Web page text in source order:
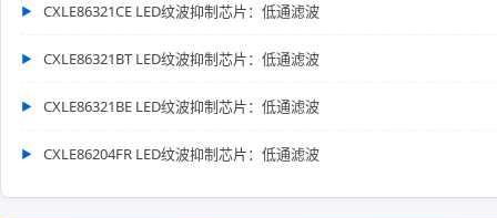
CXLE86321CE LED纹波抑制芯片：低通滤波
CXLE86321BT LED纹波抑制芯片：低通滤波
CXLE86321BE LED纹波抑制芯片：低通滤波
CXLE86204FR LED纹波抑制芯片：低通滤波